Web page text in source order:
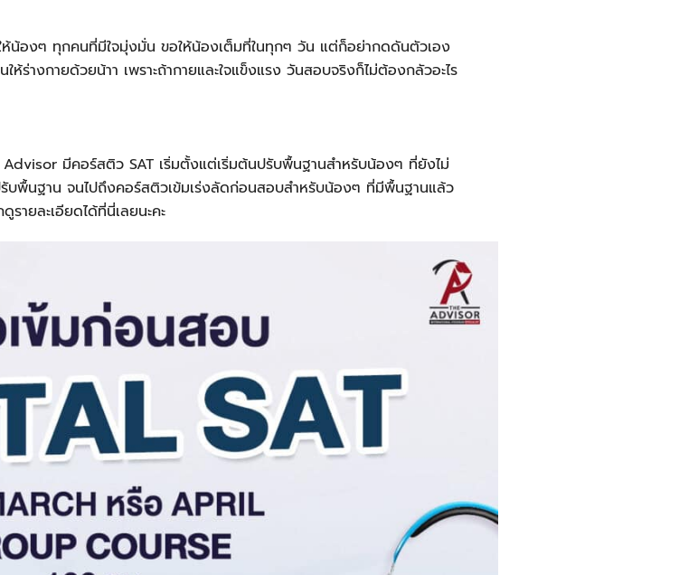
น้องๆ ทุกคนที่มีใจมุ่งมั่น ขอให้น้องเต็มที่ในทุกๆ วัน แต่ก็อย่ากดดันตัวเอง
ห้ร่างกายด้วยน้าา เพราะถ้ากายและใจแข็งแรง วันสอบจริงก็ไม่ต้องกลัวอะไร
มีคอร์สติว SAT เริ่มตั้งแต่เริ่มต้นปรับพื้นฐานสำหรับน้องๆ ที่ยังไม่
บพื้นฐาน จนไปถึงคอร์สติวเข้มเร่งลัดก่อนสอบสำหรับน้องๆ ที่มีพื้นฐานแล้ว
ายละเอียดได้ที่นี่เลยนะคะ